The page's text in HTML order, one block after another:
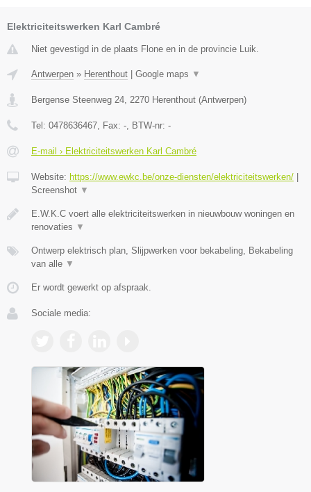
Elektriciteitswerken Karl Cambré
Niet gevestigd in de plaats Flone en in de provincie Luik.
Antwerpen » Herenthout Google maps ▼
Bergense Steenweg 24 2270 Herenthout (Antwerpen)
Tel: 0478636467 , Fax: - , BTW-nr: -
E-mail › Elektriciteitswerken Karl Cambré
Website: https://www.ewkc.be/onze-diensten/elektriciteitswerken/
Screenshot ▼
E.W.K.C voert alle elektriciteitswerken in nieuwbouw woningen en
renovaties ▼
Ontwerp elektrisch plan, Slijpwerken voor bekabeling, Bekabeling
van alle ▼
Er wordt gewerkt op afspraak.
Sociale media: